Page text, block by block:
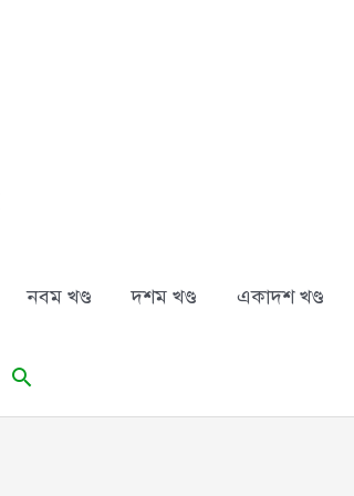
নবম খণ্ড দশম খণ্ড একাদশ খণ্ড
Search